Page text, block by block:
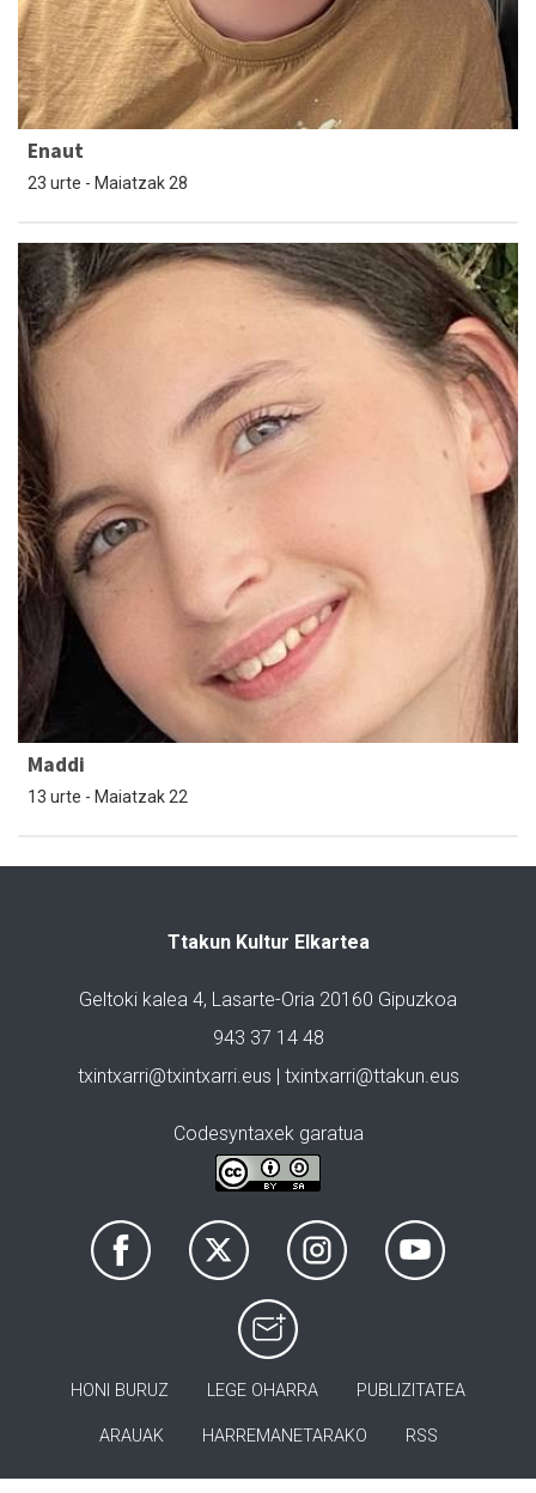
Enaut
23 urte - Maiatzak 28
Maddi
13 urte - Maiatzak 22
Ttakun Kultur Elkartea
Geltoki kalea 4, Lasarte-Oria 20160 Gipuzkoa
943 37 14 48
txintxarri@txintxarri.eus | txintxarri@ttakun.eus
Codesyntaxek garatua
HONI BURUZ LEGE OHARRA PUBLIZITATEA
ARAUAK HARREMANETARAKO RSS